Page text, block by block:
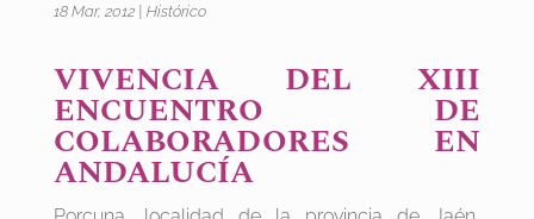
18 Mar, 2012| Histórico
VIVENCIA DEL XIII
ENCUENTRO DE
COLABORADORES EN
ANDALUCÍA